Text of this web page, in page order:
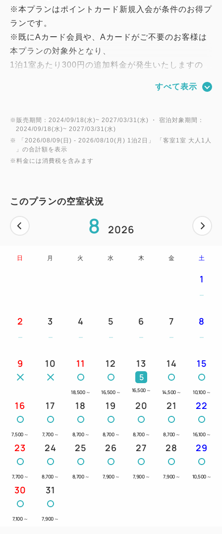
※本プランはポイントカード新規入会が条件のお得プ
ランです。
※既にAカード会員や、Aカードがご不要のお客様は
本プランの対象外となり、
1泊1室あたり300円の追加料金が発生いたしますの
・金沢駅東口から徒歩3分
・全室禁煙
・全客室に加湿空気清浄機完備
【ご朝食】
スマイルホテルプレミアム金沢東口駅前に、待望の朝
当館のレストランでは地産地消にこだわった、金沢ら
和食プレート（船盛にてご提供）
1Fレストラン（全席禁煙）
○営業時間
7:00～10:00（LO 9:30）
○その他
すべて表示
※販売期間：2024/09/18(水)~ 2027/03/31(水) ・ 宿泊対象期間：
2024/09/18(水)~ 2027/03/31(水)
※ 「 2026/08/09(日) - 2026/08/10(月) 1泊2日 」 「客室1室 大人1人
」の合計額を表示
※料金には消費税を含みます
このプランの空室状況
8 2026
日 月 火 水 木 金 土
1
2 3 4 5 6 7 8
9 10 11
18,500 ～
12
16,500 ～
13
5
16,500 ～
14
14,500 ～
15
10,100 ～
16
7,500 ～
17
7,700 ～
18
8,700 ～
19
8,700 ～
20
8,700 ～
21
8,700 ～
22
16,100 ～
23
7,700 ～
24
8,700 ～
25
8,700 ～
26
7,900 ～
27
7,900 ～
28
7,900 ～
29
10,500 ～
30
7,100 ～
31
7,900 ～